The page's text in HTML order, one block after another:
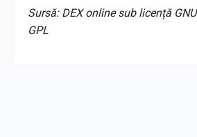
Sursă: DEX online sub licență GNU
GPL